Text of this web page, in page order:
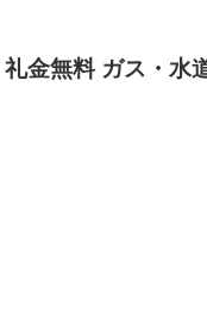
金無料 ガス・水